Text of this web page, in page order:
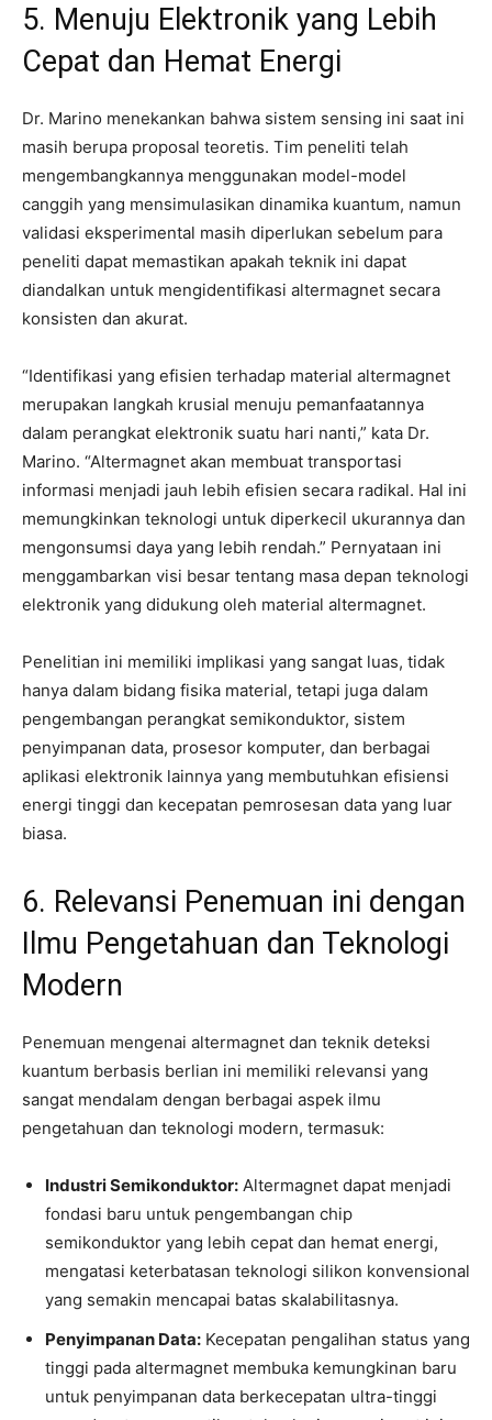
5. Menuju Elektronik yang Lebih
Cepat dan Hemat Energi
Dr. Marino menekankan bahwa sistem sensing ini saat ini
masih berupa proposal teoretis. Tim peneliti telah
mengembangkannya menggunakan model-model
canggih yang mensimulasikan dinamika kuantum, namun
validasi eksperimental masih diperlukan sebelum para
peneliti dapat memastikan apakah teknik ini dapat
diandalkan untuk mengidentifikasi altermagnet secara
konsisten dan akurat.
“Identifikasi yang efisien terhadap material altermagnet
merupakan langkah krusial menuju pemanfaatannya
dalam perangkat elektronik suatu hari nanti,” kata Dr.
Marino. “Altermagnet akan membuat transportasi
informasi menjadi jauh lebih efisien secara radikal. Hal ini
memungkinkan teknologi untuk diperkecil ukurannya dan
mengonsumsi daya yang lebih rendah.” Pernyataan ini
menggambarkan visi besar tentang masa depan teknologi
elektronik yang didukung oleh material altermagnet.
Penelitian ini memiliki implikasi yang sangat luas, tidak
hanya dalam bidang fisika material, tetapi juga dalam
pengembangan perangkat semikonduktor, sistem
penyimpanan data, prosesor komputer, dan berbagai
aplikasi elektronik lainnya yang membutuhkan efisiensi
energi tinggi dan kecepatan pemrosesan data yang luar
biasa.
6. Relevansi Penemuan ini dengan
Ilmu Pengetahuan dan Teknologi
Modern
Penemuan mengenai altermagnet dan teknik deteksi
kuantum berbasis berlian ini memiliki relevansi yang
sangat mendalam dengan berbagai aspek ilmu
pengetahuan dan teknologi modern, termasuk:
Industri Semikonduktor: Altermagnet dapat menjadi
fondasi baru untuk pengembangan chip
semikonduktor yang lebih cepat dan hemat energi,
mengatasi keterbatasan teknologi silikon konvensional
yang semakin mencapai batas skalabilitasnya.
Penyimpanan Data: Kecepatan pengalihan status yang
tinggi pada altermagnet membuka kemungkinan baru
untuk penyimpanan data berkecepatan ultra-tinggi